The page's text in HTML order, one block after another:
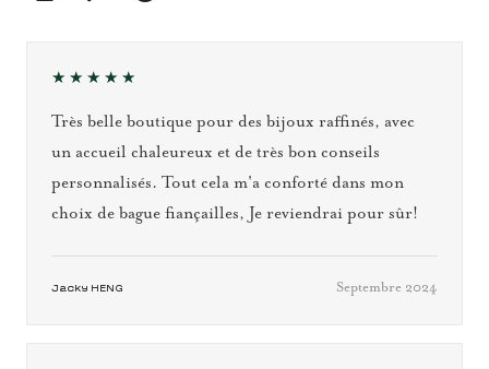
★★★★★
Très belle boutique pour des bijoux raffinés, avec
un accueil chaleureux et de très bon conseils
personnalisés. Tout cela m'a conforté dans mon
choix de bague fiançailles, Je reviendrai pour sûr!
Jacky HENG Septembre 2024